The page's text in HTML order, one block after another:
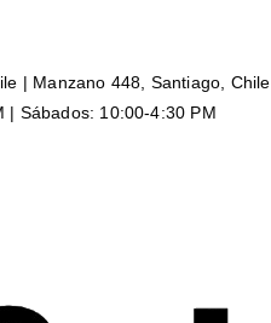
| Manzano 448, Santiago, Chile
| Sábados: 10:00-4:30 PM